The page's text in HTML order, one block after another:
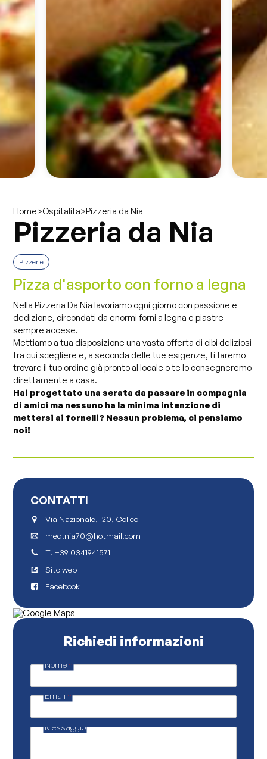
Home>Ospitalita>Pizzeria da Nia
Pizzeria da Nia
Pizzerie
Pizza d'asporto con forno a legna
Nella Pizzeria Da Nia lavoriamo ogni giorno con passione e
dedizione, circondati da enormi forni a legna e piastre
sempre accese.
Mettiamo a tua disposizione una vasta offerta di cibi deliziosi
tra cui scegliere e, a seconda delle tue esigenze, ti faremo
trovare il tuo ordine già pronto al locale o te lo consegneremo
direttamente a casa.
Hai progettato una serata da passare in compagnia
di amici ma nessuno ha la minima intenzione di
mettersi ai fornelli? Nessun problema, ci pensiamo
noi!
CONTATTI
Via Nazionale, 120, Colico
med.nia70@hotmail.com
T. +39 0341941571
Sito web
Facebook
Richiedi informazioni
Nome *
Email *
Messaggio
l
i